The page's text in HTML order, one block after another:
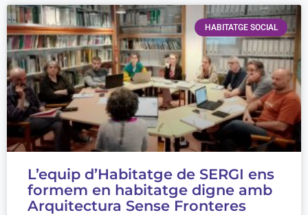
HABITATGE SOCIAL
L’equip d’Habitatge de SERGI ens
formem en habitatge digne amb
Arquitectura Sense Fronteres